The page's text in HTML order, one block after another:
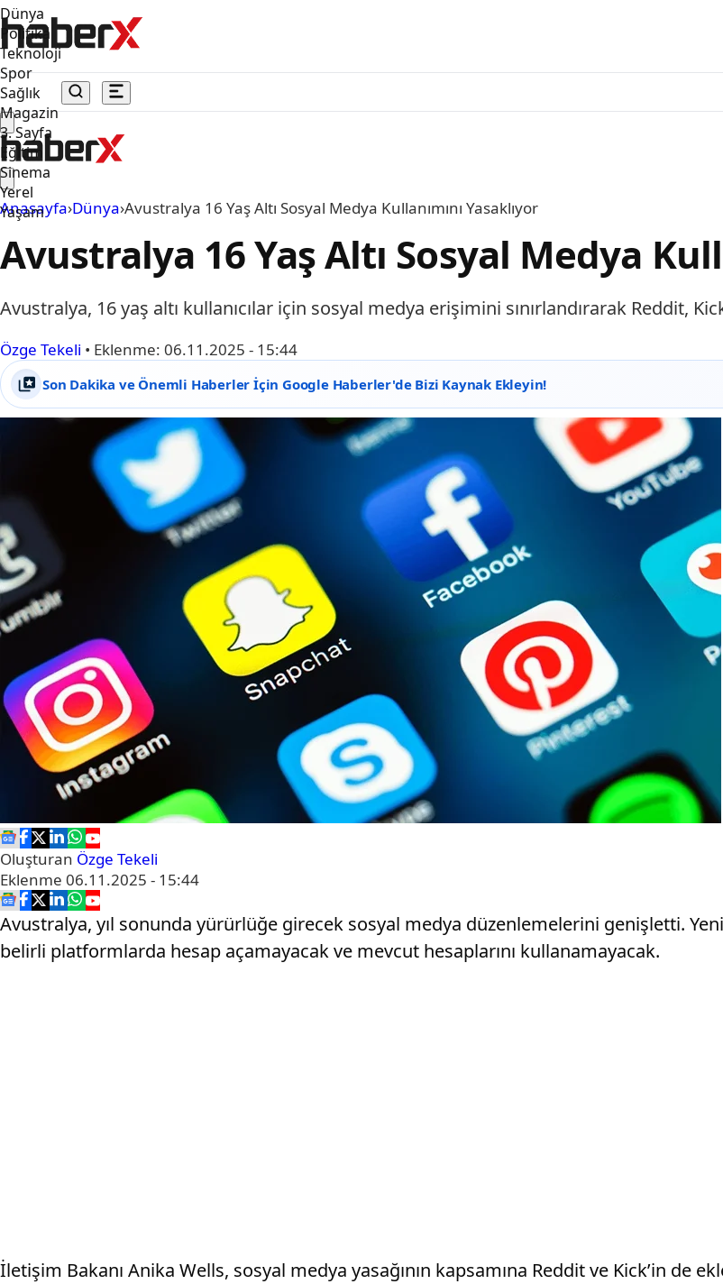
Dünya
Politika
Teknoloji
Spor
Sağlık
Magazin
3. Sayfa
Eğitim
Sinema
Yerel
Yaşam
Anasayfa›Dünya›Avustralya 16 Yaş Altı Sosyal Medya Kullanımını Yasaklıyor
Avustralya 16 Yaş Altı Sosyal Medya
Avustralya, 16 yaş altı kullanıcılar için sosyal medya erişimini sınırlandırarak Reddit,
Özge Tekeli • Eklenme: 06.11.2025 - 15:44
Son Dakika ve Önemli Haberler İçin Google Haberler'de Bizi Kaynak Ekleyin!
Oluşturan Özge Tekeli
Eklenme 06.11.2025 - 15:44
Avustralya, yıl sonunda yürürlüğe girecek sosyal medya düzenlemelerini genişletti.
belirli platformlarda hesap açamayacak ve mevcut hesaplarını kullanamayacak.
İletişim Bakanı Anika Wells, sosyal medya yasağının kapsamına Reddit ve Kick’in de